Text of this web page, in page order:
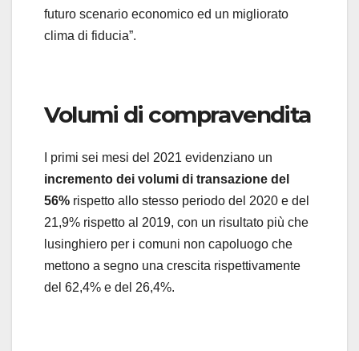
futuro scenario economico ed un migliorato
clima di fiducia”.
Volumi di compravendita
I primi sei mesi del 2021 evidenziano un
incremento dei volumi di transazione del
56% rispetto allo stesso periodo del 2020 e del
21,9% rispetto al 2019, con un risultato più che
lusinghiero per i comuni non capoluogo che
mettono a segno una crescita rispettivamente
del 62,4% e del 26,4%.